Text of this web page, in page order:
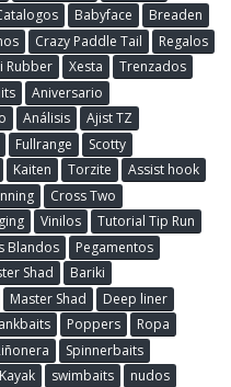
Babyface
Breaden
Crazy Paddle Tail
Regalos
Rubber Xesta
Trenzados
Aniversario
Análisis
Ajist TZ
Fullrange
Scotty
Kaiten Torzite
Assist hook
Cross Two
Vinilos
Tutorial Tip Run
Blandos
Pegamentos
Shad
Bariki
Master Shad
Deep liner
Poppers
Ropa
Spinnerbaits
Kayak swimbaits
nudos